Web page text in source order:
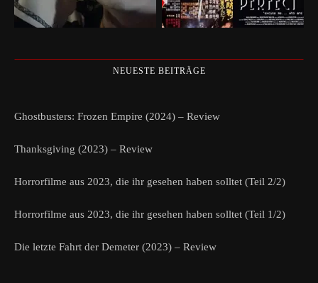
NEUESTE BEITRÄGE
Ghostbusters: Frozen Empire (2024) – Review
Thanksgiving (2023) – Review
Horrorfilme aus 2023, die ihr gesehen haben solltet (Teil 2/2)
Horrorfilme aus 2023, die ihr gesehen haben solltet (Teil 1/2)
Die letzte Fahrt der Demeter (2023) – Review